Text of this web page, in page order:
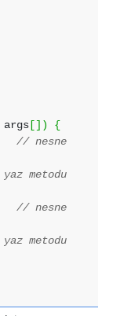
args [] )
{
// nesne
metodu
// nesne
metodu